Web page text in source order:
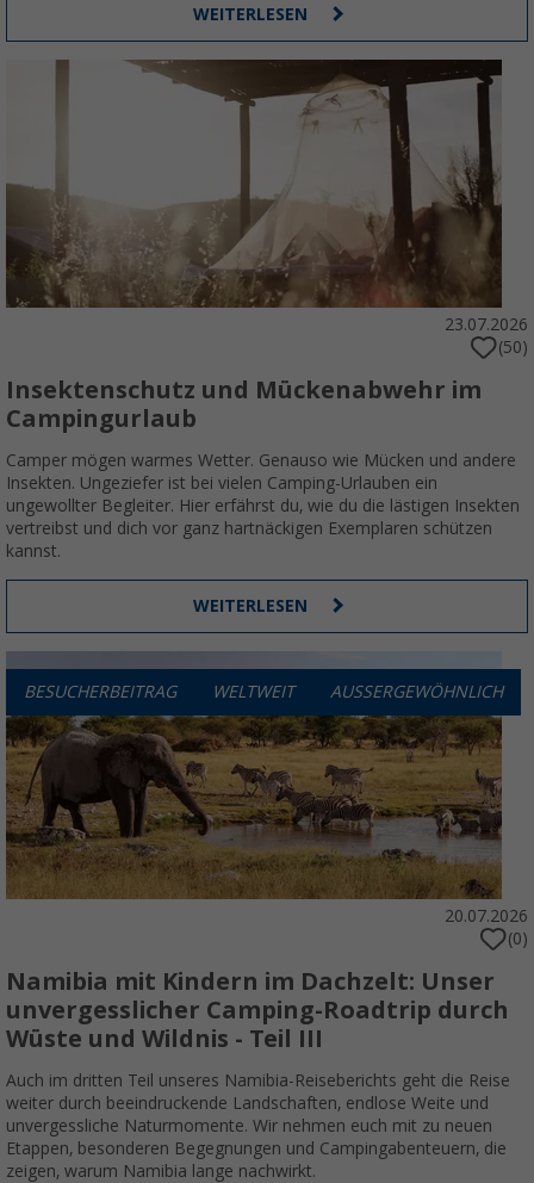
WEITERLESEN
23.07.2026
(50)
Insektenschutz und Mückenabwehr im
Campingurlaub
Camper mögen warmes Wetter. Genauso wie Mücken und andere
Insekten. Ungeziefer ist bei vielen Camping-Urlauben ein
ungewollter Begleiter. Hier erfährst du, wie du die lästigen Insekten
vertreibst und dich vor ganz hartnäckigen Exemplaren schützen
kannst.
WEITERLESEN
BESUCHERBEITRAG WELTWEIT AUSSERGEWÖHNLICH
20.07.2026
(0)
Namibia mit Kindern im Dachzelt: Unser
unvergesslicher Camping-Roadtrip durch
Wüste und Wildnis - Teil III
Auch im dritten Teil unseres Namibia-Reiseberichts geht die Reise
weiter durch beeindruckende Landschaften, endlose Weite und
unvergessliche Naturmomente. Wir nehmen euch mit zu neuen
Etappen, besonderen Begegnungen und Campingabenteuern, die
zeigen, warum Namibia lange nachwirkt.